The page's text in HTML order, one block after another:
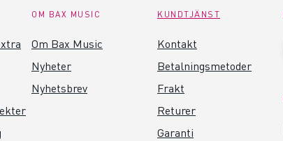
OM BAX MUSIC
Om Bax Music
Nyheter
Nyhetsbrev
KUNDTJÄNST
Kontakt
Betalningsmetoder
Frakt
Returer
Garanti